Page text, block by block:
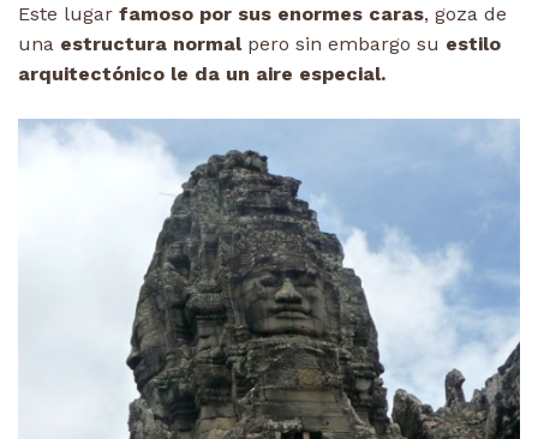
Este lugar famoso por sus enormes caras, goza de
una estructura normalpero sin embargo su estilo
arquitectónico le da un aire especial.